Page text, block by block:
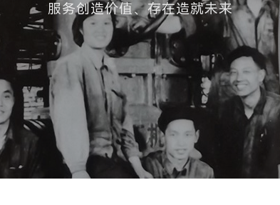
服务创造价值、存在造就未来